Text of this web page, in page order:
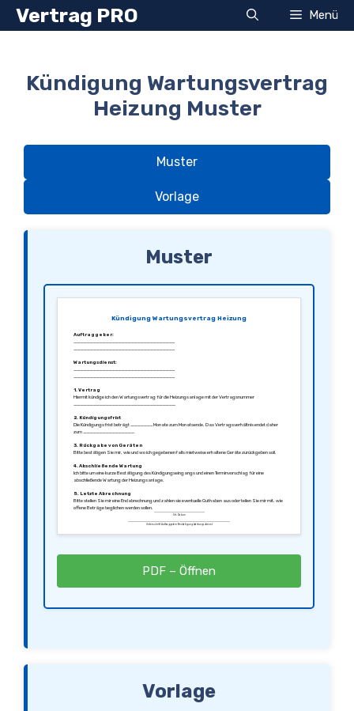
Zum
InhaltVertrag PRO Menü
Kündigung Wartungsvertrag
Heizung Muster
Muster
Vorlage
Muster
Kündigung Wartungsvertrag Heizung
Auftraggeber:
________________________________
________________________________
Wartungsdienst:
________________________________
________________________________
1. Vertrag
Hiermit kündige ich den Wartungsvertrag für die Heizungsanlage mit der Vertragsnummer
________________________________.
2. Kündigungsfrist
Die Kündigungsfrist beträgt _______ Monate zum Monatsende. Das Vertragsverhältnis endet daher
zum ________________.
3. Rückgabe von Geräten
Bitte bestätigen Sie mir, wie und wo ich gegebenenfalls mietweise erhaltene Geräte zurückgeben soll.
4. Abschließende Wartung
Ich bitte um eine kurze Bestätigung des Kündigungseingangs und einen Terminvorschlag für eine
abschließende Wartung der Heizungsanlage.
5. Letzte Abrechnung
Bitte stellen Sie mir eine Endabrechnung und zahlen sie eventuelle Guthaben aus oder teilen Sie mir mit, wie
offene Beträge beglichen werden sollen.
________________________________
Ort, Datum
________________________________ ________________________________
Unterschrift Auftraggeber Bestätigung Wartungsdienst
PDF – Öffnen
Vorlage